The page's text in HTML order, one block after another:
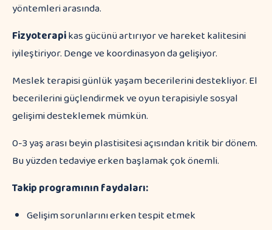
yöntemleri arasında.
Fizyoterapikas gücünü artırıyor ve hareket kalitesini
iyileştiriyor. Denge ve koordinasyon da gelişiyor.
Meslek terapisi günlük yaşam becerilerini destekliyor. El
becerilerini güçlendirmek ve oyun terapisiyle sosyal
gelişimi desteklemek mümkün.
0-3 yaş arası beyin plastisitesi açısından kritik bir dönem.
Bu yüzden tedaviye erken başlamak çok önemli.
Takip programının faydaları:
Gelişim sorunlarını erken tespit etmek